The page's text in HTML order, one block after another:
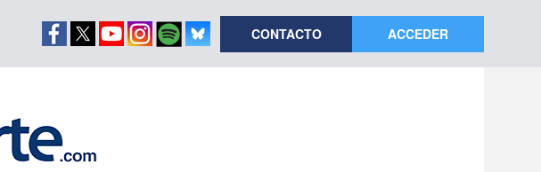
CONTACTO ACCEDER